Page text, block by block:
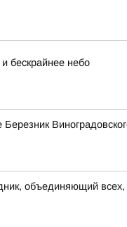
бескрайнее небо
объединяющий всех,